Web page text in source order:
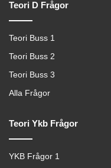
Teori D Frågor
Teori Buss 1
Teori Buss 2
Teori Buss 3
Alla Frågor
Teori Ykb Frågor
YKB Frågor 1